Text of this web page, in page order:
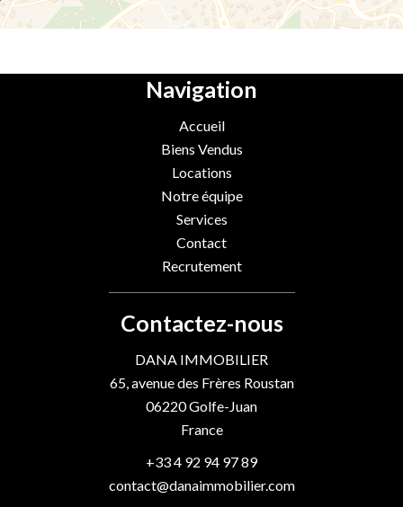
Navigation
Accueil
Biens Vendus
Locations
Notre équipe
Services
Contact
Recrutement
Contactez-nous
DANA IMMOBILIER
65, avenue des Frères Roustan
06220Golfe-Juan
France
+33 4 92 94 97 89
contact@danaimmobilier.com